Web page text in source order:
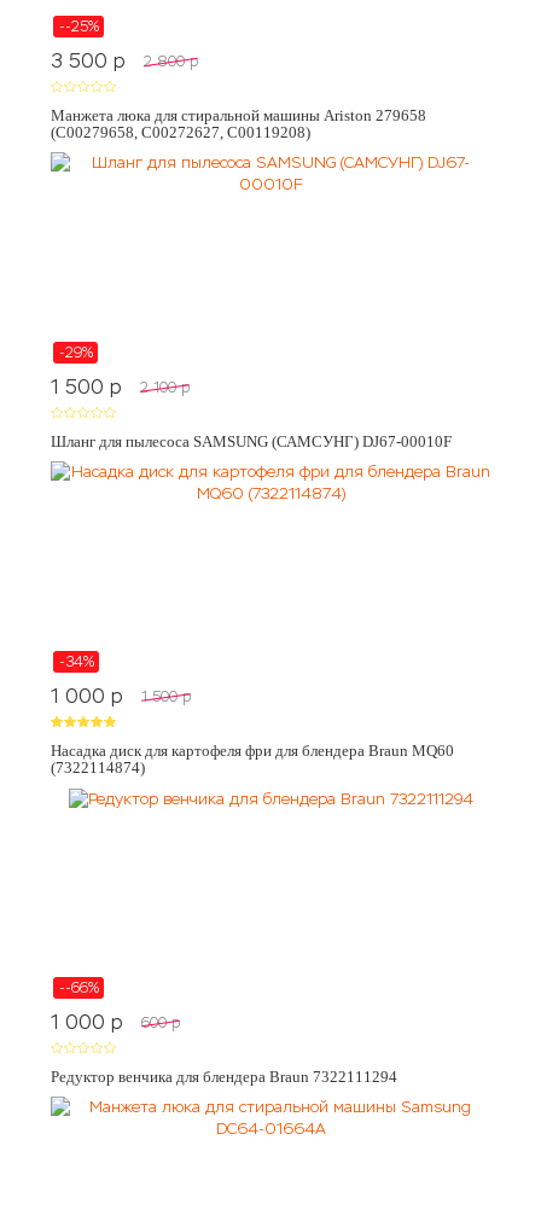
--25%
3 500 p 2 800 p
Манжета люка для стиральной машины Ariston 279658
(C00279658, C00272627, C00119208)
-29%
1 500 p 2 100 p
Шланг для пылесоса SAMSUNG (САМСУНГ) DJ67-00010F
-34%
1 000 p 1 500 p
Насадка диск для картофеля фри для блендера Braun MQ60
(7322114874)
--66%
1 000 p 600 p
Редуктор венчика для блендера Braun 7322111294